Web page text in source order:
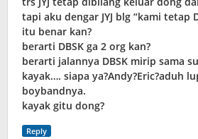
tapi aku dengar JYJ blg “kami tetap
itu benar kan?
berarti DBSK ga 2 org kan?
berarti jalannya DBSK mirip sama
kayak…. siapa ya?Andy?Eric?aduh
boybandnya.
kayak gitu dong?
Reply